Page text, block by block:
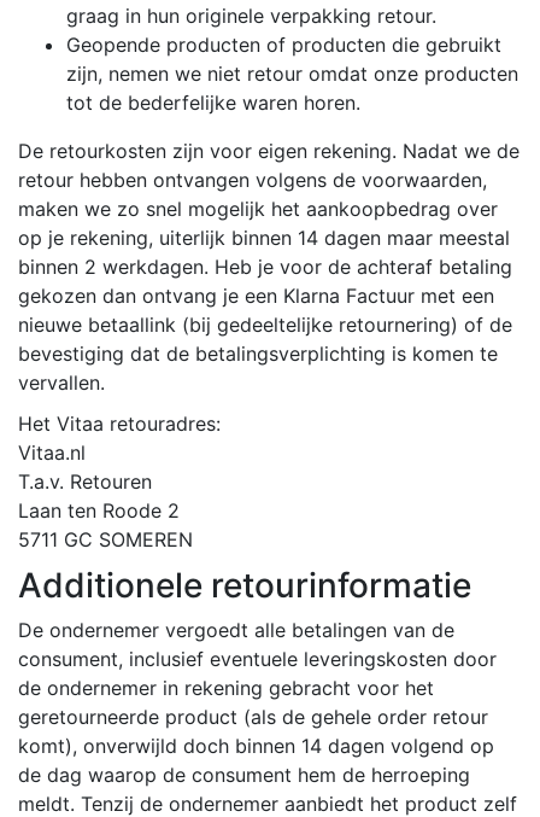
graag in hun originele verpakking retour.
Geopende producten of producten die gebruikt
zijn, nemen we niet retour omdat onze producten
tot de bederfelijke waren horen.
De retourkosten zijn voor eigen rekening. Nadat we de
retour hebben ontvangen volgens de voorwaarden,
maken we zo snel mogelijk het aankoopbedrag over
op je rekening, uiterlijk binnen 14 dagen maar meestal
binnen 2 werkdagen. Heb je voor de achteraf betaling
gekozen dan ontvang je een Klarna Factuur met een
nieuwe betaallink (bij gedeeltelijke retournering) of de
bevestiging dat de betalingsverplichting is komen te
vervallen.
Het Vitaa retouradres:
Vitaa.nl
T.a.v. Retouren
Laan ten Roode 2
5711 GC SOMEREN
Additionele retourinformatie
De ondernemer vergoedt alle betalingen van de
consument, inclusief eventuele leveringskosten door
de ondernemer in rekening gebracht voor het
geretourneerde product (als de gehele order retour
komt), onverwijld doch binnen 14 dagen volgend op
de dag waarop de consument hem de herroeping
meldt. Tenzij de ondernemer aanbiedt het product zelf